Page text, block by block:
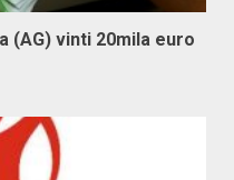
(AG) vinti 20mila euro